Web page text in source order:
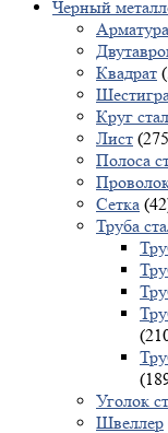
Черный
Арматура
Квадрат
Круг
Лист
Полоса
Сетка
Труба
Уголок
Швеллер